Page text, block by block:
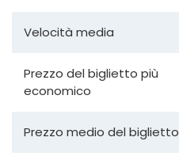
Velocità media
Prezzo del biglietto più
economico
Prezzo medio del biglietto